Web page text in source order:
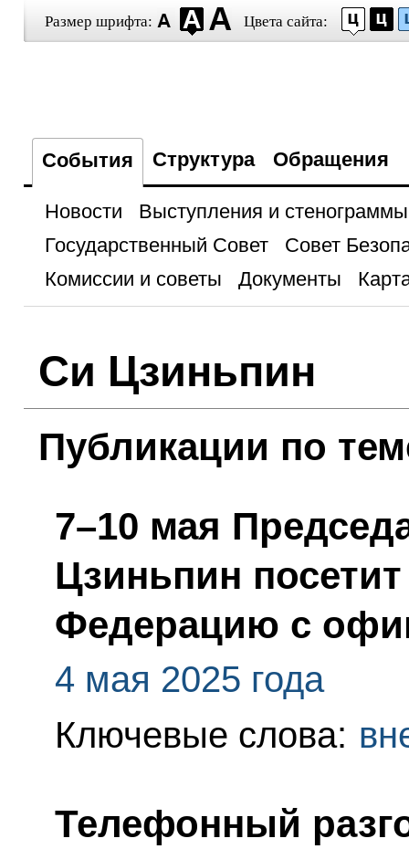
Размер шрифта: Цвета сайта:
События Структура Обращения
Новости
Выступления и стенограммы
Государственный Совет
Совет
Комиссии и советы
Документы
Си Цзиньпин
Публикации по
7–10 мая
Цзиньпин
Федерацию с
4 мая 2025 года
Ключевые слова:
Телефонный